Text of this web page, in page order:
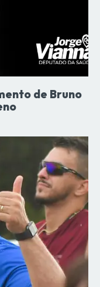
de Bruno